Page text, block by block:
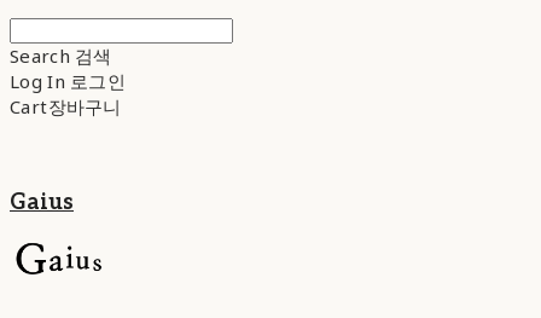
Search 검색
Log In 로그인
Cart장바구니
Gaius